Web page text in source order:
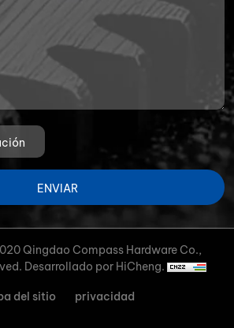
ENVIAR
Qingdao Compass Hardware Co.,
Desarrollado por HiCheng.
del sitio
privacidad